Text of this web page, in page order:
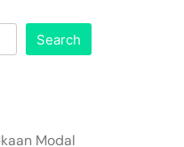
Search
Modal